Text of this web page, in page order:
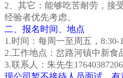
2、其它：能够吃苦耐劳，接
经验者优先考虑。
二、报名时间、地点
1.时间：每周一至周五，
2.工作地点：岔路河镇中新食
3.联系人：朱先生